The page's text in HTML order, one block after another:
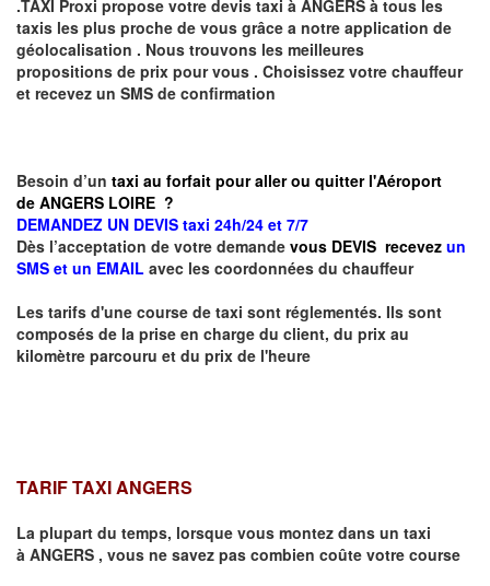
.TAXI Proxi propose votre devis taxi à ANGERS à tous les
taxis les plus proche de vous grâce a notre application de
géolocalisation . Nous trouvons les meilleures
propositions de prix pour vous . Choisissez votre chauffeur
et recevez un SMS de confirmation
Besoin d’un taxi au forfait pour aller ou quitter l'Aéroport
de ANGERS LOIRE ?
DEMANDEZ UN DEVIS taxi 24h/24 et 7/7
Dès l’acceptation de votre demande vous DEVIS recevez un
SMS et un EMAIL avec les coordonnées du chauffeur
Les tarifs d'une course de taxi sont réglementés. Ils sont
composés de la prise en charge du client, du prix au
kilomètre parcouru et du prix de l'heure
TARIF TAXI ANGERS
La plupart du temps, lorsque vous montez dans un taxi
à ANGERS , vous ne savez pas combien coûte votre course